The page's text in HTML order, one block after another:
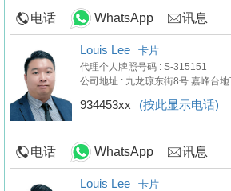
电话 WhatsApp 讯息
Louis Lee 卡片
代理个人牌照号码 : S-315151
公司地址 : 九龙琼东街8号 嘉峰台
934453xx (按此显示电话)
电话 WhatsApp 讯息
Louis Lee 卡片